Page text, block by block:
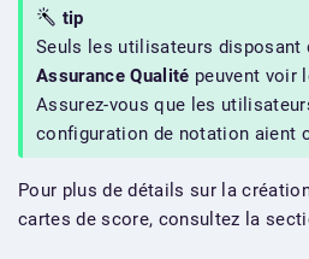
tip
Seuls les utilisateurs disposant
Assurance Qualité peuvent voir
Assurez-vous que les
configuration de notation aient
Pour plus de détails sur la
cartes de score, consultez la